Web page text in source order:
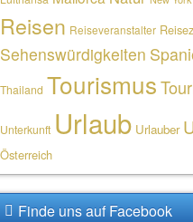
Reisen Reiseveranstalter
Sehenswürdigkeiten
Thailand Tourismus
Unterkunft Urlaub Urlauber
Österreich
Finde uns auf Facebook